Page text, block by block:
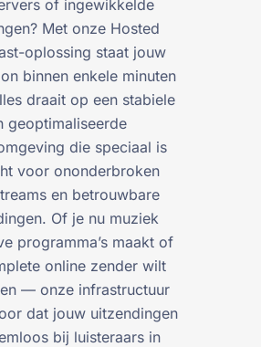
of ingewikkelde
Met onze Hosted
oplossing staat jouw
binnen enkele minuten
draait op een stabiele
geoptimaliseerde
die speciaal is
voor ononderbroken
en betrouwbare
Of je nu muziek
programma’s maakt of
online zender wilt
— onze infrastructuur
dat jouw uitzendingen
bij luisteraars in